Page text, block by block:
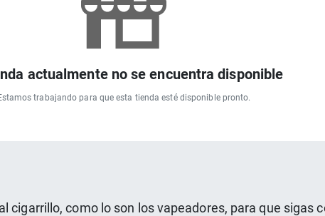
actualmente no se encuentra disponible
trabajando para que esta tienda esté disponible pronto.
como lo son los vapeadores, para que sigas